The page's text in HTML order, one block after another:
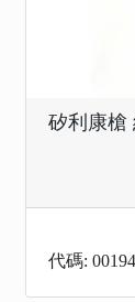
矽利康槍
代碼: